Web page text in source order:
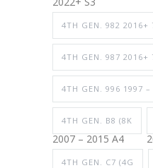
4TH GEN. 982 2016+
4TH GEN. 987 2016+
4TH GEN. 996 1997 –
4TH GEN. B8 (8K
2007 – 2015 A4
4TH GEN. C7 (4G